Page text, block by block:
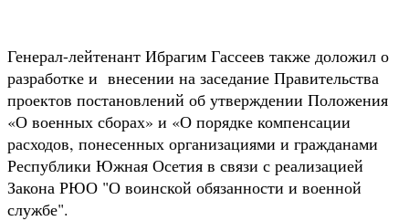
Генерал-лейтенант Ибрагим Гассеев также доложил о
разработке и внесении на заседание Правительства
проектов постановлений об утверждении Положения
«О военных сборах» и «О порядке компенсации
расходов, понесенных организациями и гражданами
Республики Южная Осетия в связи с реализацией
Закона РЮО "О воинской обязанности и военной
службе".